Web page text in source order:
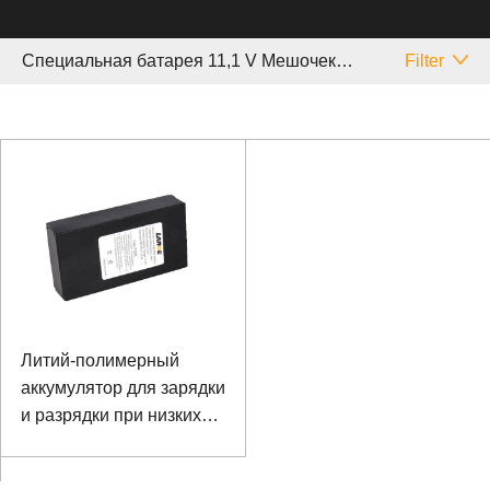
Специальная батарея 11,1 V Мешочек Cell Filter
Литий-полимерный
аккумулятор для зарядки
и разрядки при низких